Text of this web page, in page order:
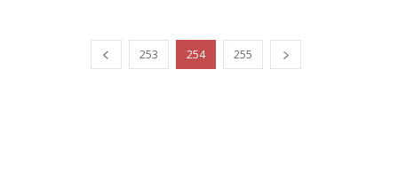
253 254 255